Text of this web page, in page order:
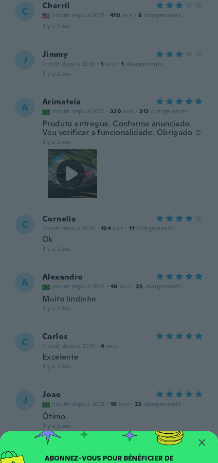
C Cherril
Inscrit depuis 2017 · 410 avis · 6 chargements
il y a 2 ans
J Jimmy
Inscrit depuis 2018 · 1 avis · 1 chargements
il y a 2 ans
A Arimateia
Inscrit depuis 2021 · 320 avis · 312 chargements
Produto entregue. Conforme anunciado.
Vou verificar a funcionalidade. Obrigado ☺️
il y a 2 ans
C Cornelia
Inscrit depuis 2018 · 104 avis · 11 chargements
Ok
il y a 2 ans
A Alexandro
Inscrit depuis 2015 · 48 avis · 25 chargements
Muito lindinho
il y a 2 ans
C Carlos
Inscrit depuis 2019 · 4 avis
Excelente
il y a 2 ans
J Joao
Inscrit depuis 2018 · 16 avis · 22 chargements
Ótimo.
il y a 2 ans
R Roberto